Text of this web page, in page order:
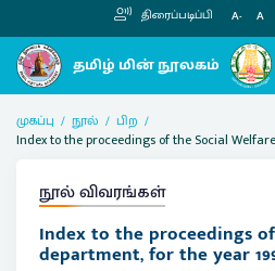
திரைப்படிப்பி A- A
முகப்பு நூல்
பிற
Index to the proceedings of the Social
நூல் விவரங்கள்
Index to the proceedings
department, for the year